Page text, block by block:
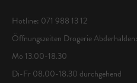
Hotline: 071 988 13 12
Öffnungszeiten Drogerie Abderhalden:
Mo 13.00-18.30
Di-Fr 08.00-18.30 durchgehend